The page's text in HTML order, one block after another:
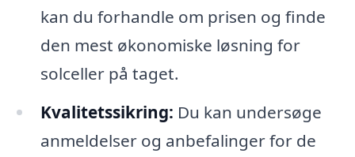
kan du forhandle om prisen og finde
den mest økonomiske løsning for
solceller på taget.
Kvalitetssikring: Du kan undersøge
anmeldelser og anbefalinger for de